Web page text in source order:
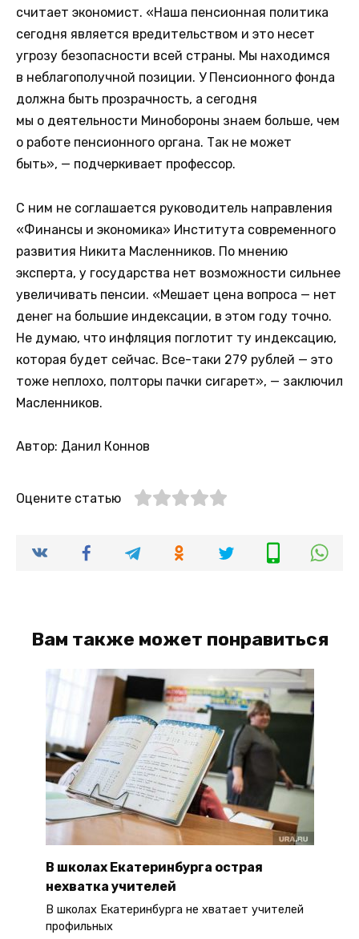
считает экономист. «Наша пенсионная политика
сегодня является вредительством и это несет
угрозу безопасности всей страны. Мы находимся
в неблагополучной позиции. У Пенсионного фонда
должна быть прозрачность, а сегодня
мы о деятельности Минобороны знаем больше, чем
о работе пенсионного органа. Так не может
быть», — подчеркивает профессор.
С ним не соглашается руководитель направления
«Финансы и экономика» Института современного
развития Никита Масленников. По мнению
эксперта, у государства нет возможности сильнее
увеличивать пенсии. «Мешает цена вопроса — нет
денег на большие индексации, в этом году точно.
Не думаю, что инфляция поглотит ту индексацию,
которая будет сейчас. Все-таки 279 рублей — это
тоже неплохо, полторы пачки сигарет», — заключил
Масленников.
Автор: Данил Коннов
Оцените статью
Вам также может понравиться
В школах Екатеринбурга острая
нехватка учителей
В школах Екатеринбурга не хватает учителей
профильных